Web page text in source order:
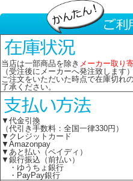
当店は一部商品を除き メーカー取り
（受注後にメーカーへ発注致します）
ご注文をいただいた時点で在庫切れ
了承ください。
▼代金引換
（代引き手数料：全国一律330円）
▼クレジットカード
▼Amazonpay
▼あと払い（ペイディ）
▼銀行振込（前払い）
・ゆうちょ銀行
・PayPay銀行